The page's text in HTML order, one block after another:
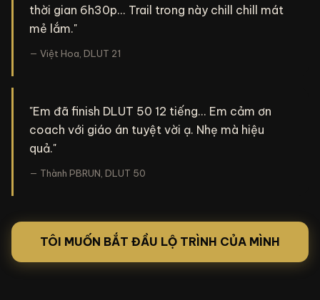
thời gian 6h30p... Trail trong này chill chill mát
mẻ lắm."
— Việt Hoa, DLUT 21
"Em đã finish DLUT 50 12 tiếng... Em cảm ơn
coach với giáo án tuyệt vời ạ. Nhẹ mà hiệu
quả."
— Thành PBRUN, DLUT 50
TÔI MUỐN BẮT ĐẦU LỘ TRÌNH CỦA MÌNH